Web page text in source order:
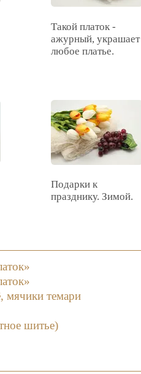
Такой платок -
ажурный, украшает
любое платье.
Подарки к
празднику. Зимой.
мячики темари
шитье)